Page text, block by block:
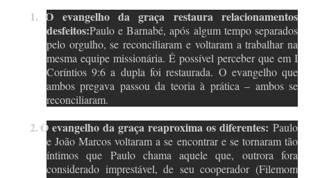
1. O evangelho da graça restaura relacionamentos
desfeitos:Paulo e Barnabé, após algum tempo separados
pelo orgulho, se reconciliaram e voltaram a trabalhar na
mesma equipe missionária. É possível perceber que em I
Coríntios 9:6 a dupla foi restaurada. O evangelho que
ambos pregava passou da teoria à prática – ambos se
reconciliaram.
2. O evangelho da graça reaproxima os diferentes: Paulo
e João Marcos voltaram a se encontrar e se tornaram tão
íntimos que Paulo chama aquele que, outrora fora
considerado imprestável, de seu cooperador (Filemom